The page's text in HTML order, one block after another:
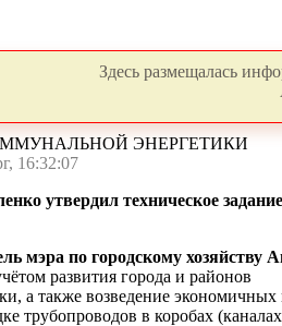
Здесь размещалась
ЭНЕРГЕТИКИ
16:32:07
утвердил техническое
мэра по городскому хозяйству
развития города и районов
а также возведение
трубопроводов в коробах